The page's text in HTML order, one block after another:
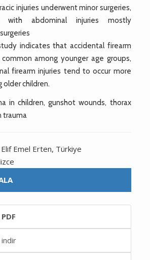
injuries underwent minor surgeries,
with abdominal injuries mostly
indicates that accidental firearm
among younger age groups,
firearm injuries tend to occur more
children.
in children, gunshot wounds, thorax
trauma
Elif Emel Erten, Türkiye
indir